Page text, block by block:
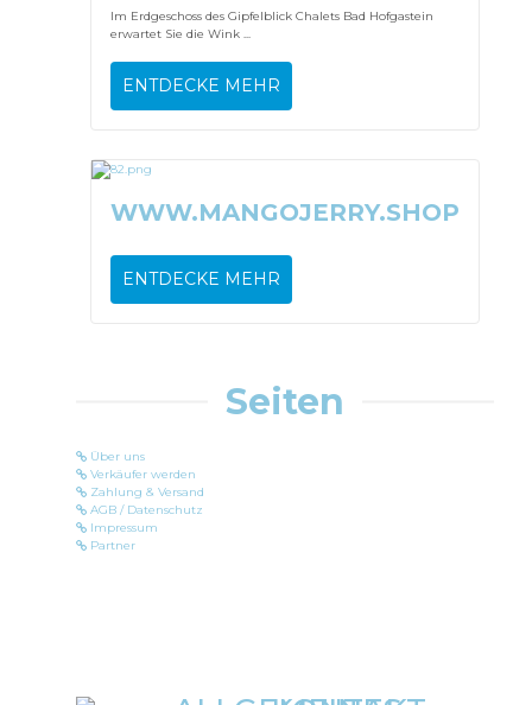
Im Erdgeschoss des Gipfelblick Chalets Bad Hofgastein
erwartet Sie die Wink ...
ENTDECKE MEHR
WWW.MANGOJERRY.SHOP
ENTDECKE MEHR
Seiten
Über uns
Verkäufer werden
Zahlung & Versand
AGB / Datenschutz
Impressum
Partner